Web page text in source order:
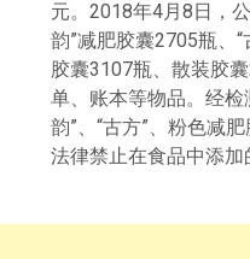
元。2018年4月8日，
韵”减肥胶囊2705瓶、
胶囊3107瓶、散装胶
单、账本等物品。经
韵”、“古方”、粉色减
法律禁止在食品中添加